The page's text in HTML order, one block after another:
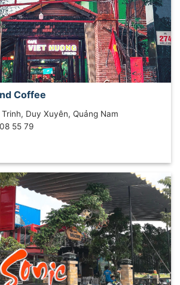
Coffee
Duy Xuyên, Quảng Nam
55 79